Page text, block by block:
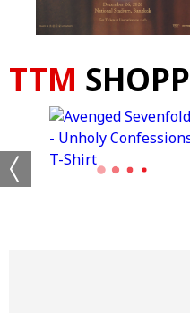
TTM